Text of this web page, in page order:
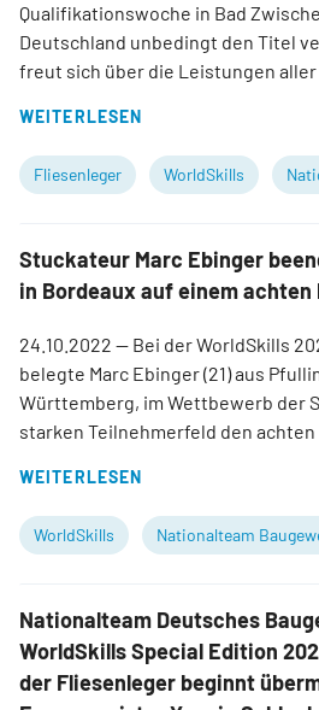
Qualifikationswoche in Bad
Deutschland unbedingt den Titel
freut sich über die Leistungen
WEITERLESEN
Fliesenleger WorldSkills
Stuckateur Marc Ebinger
in Bordeaux auf einem achten
24.10.2022 — Bei der WorldSkills
belegte Marc Ebinger (21) aus
Württemberg, im Wettbewerb der
starken Teilnehmerfeld den achten
WEITERLESEN
WorldSkills Nationalteam
Nationalteam Deutsches
WorldSkills Special Edition
der Fliesenleger beginnt